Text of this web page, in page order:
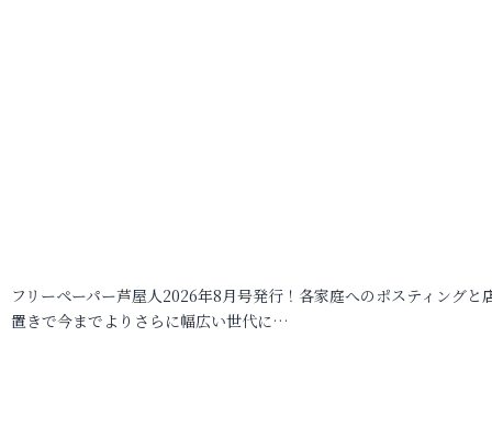
フリーペーパー芦屋人2026年8月号発行！各家庭へのポスティングと
置きで今までよりさらに幅広い世代に…